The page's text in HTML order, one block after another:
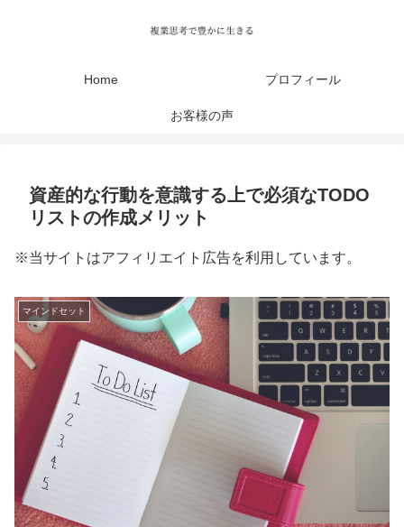
Home プロフィール
お客様の声
資産的な行動を意識する上で必須なTODO
リストの作成メリット
※当サイトはアフィリエイト広告を利用しています。
マインドセット